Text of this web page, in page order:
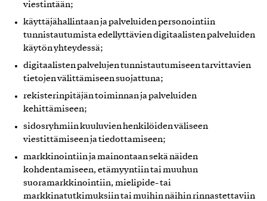
viestintään;
käyttäjähallintaan ja palveluiden personointiin
tunnistautumista edellyttävien digitaalisten palveluiden
käytön yhteydessä;
digitaalisten palvelujen tunnistautumiseen tarvittavien
tietojen välittämiseen suojattuna;
rekisterinpitäjän toiminnan ja palveluiden
kehittämiseen;
sidosryhmiin kuuluvien henkilöiden väliseen
viestittämiseen ja tiedottamiseen;
markkinointiin ja mainontaan sekä näiden
kohdentamiseen, etämyyntiin tai muuhun
suoramarkkinointiin, mielipide- tai
markkinatutkimuksiin tai muihin näihin rinnastettaviin